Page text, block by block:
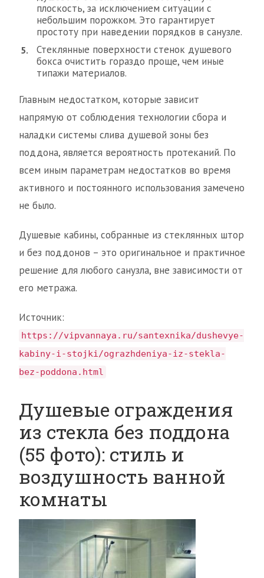
плоскость, за исключением ситуации с
небольшим порожком. Это гарантирует
простоту при наведении порядков в санузле.
Стеклянные поверхности стенок душевого
бокса очистить гораздо проще, чем иные
типажи материалов.
Главным недостатком, которые зависит
напрямую от соблюдения технологии сбора и
наладки системы слива душевой зоны без
поддона, является вероятность протеканий. По
всем иным параметрам недостатков во время
активного и постоянного использования замечено
не было.
Душевые кабины, собранные из стеклянных штор
и без поддонов – это оригинальное и практичное
решение для любого санузла, вне зависимости от
его метража.
Источник:
https://vipvannaya.ru/santexnika/dushevye-
kabiny-i-stojki/ograzhdeniya-iz-stekla-
bez-poddona.html
Душевые ограждения
из стекла без поддона
(55 фото): стиль и
воздушность ванной
комнаты